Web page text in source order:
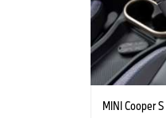
MINI Cooper